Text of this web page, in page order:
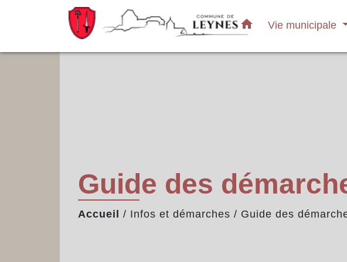
home Vie municipale
Guide des
Accueil / Infos et démarches / Guide des